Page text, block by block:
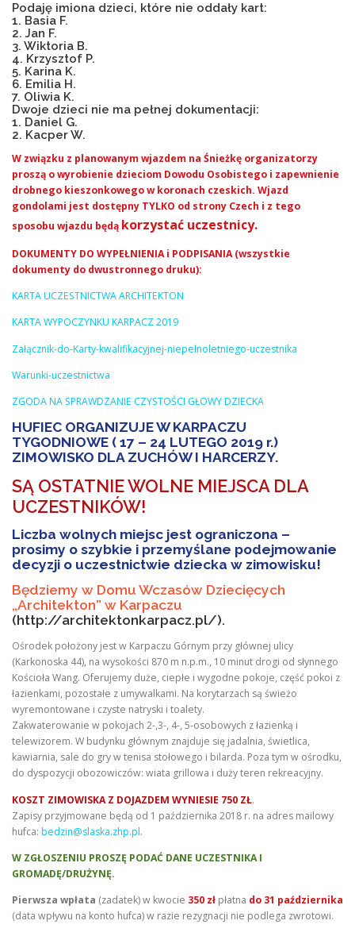
Podaję imiona dzieci, które nie oddały kart:
1. Basia F.
2. Jan F.
3. Wiktoria B.
4. Krzysztof P.
5. Karina K.
6. Emilia H.
7. Oliwia K.
Dwoje dzieci nie ma pełnej dokumentacji:
1. Daniel G.
2. Kacper W.
W związku z planowanym wjazdem na Śnieżkę organizatorzy
proszą o wyrobienie dzieciom Dowodu Osobistego i zapewnienie
drobnego kieszonkowego w koronach czeskich. Wjazd
gondolami jest dostępny TYLKO od strony Czech i z tego
sposobu wjazdu będą korzystać uczestnicy.
DOKUMENTY DO WYPEŁNIENIA i PODPISANIA (wszystkie
dokumenty do dwustronnego druku):
KARTA UCZESTNICTWA ARCHITEKTON
KARTA WYPOCZYNKU KARPACZ 2019
Załącznik-do-Karty-kwalifikacyjnej-niepełnoletniego-uczestnika
Warunki-uczestnictwa
ZGODA NA SPRAWDZANIE CZYSTOŚCI GŁOWY DZIECKA
HUFIEC ORGANIZUJE W KARPACZU
TYGODNIOWE ( 17 – 24 LUTEGO 2019 r.)
ZIMOWISKO DLA ZUCHÓW I HARCERZY.
SĄ OSTATNIE WOLNE MIEJSCA DLA
UCZESTNIKÓW!
Liczba wolnych miejsc jest ograniczona –
prosimy o szybkie i przemyślane podejmowanie
decyzji o uczestnictwie dziecka w zimowisku!
Będziemy w Domu Wczasów Dziecięcych
„Architekton” w Karpaczu
(http://architektonkarpacz.pl/).
Ośrodek położony jest w Karpaczu Górnym przy głównej ulicy
(Karkonoska 44), na wysokości 870 m n.p.m., 10 minut drogi od słynnego
Kościoła Wang. Oferujemy duże, ciepłe i wygodne pokoje, część pokoi z
łazienkami, pozostałe z umywalkami. Na korytarzach są świeżo
wyremontowane i czyste natryski i toalety.
Zakwaterowanie w pokojach 2-,3-, 4-, 5-osobowych z łazienką i
telewizorem. W budynku głównym znajduje się jadalnia, świetlica,
kawiarnia, sale do gry w tenisa stołowego i bilarda. Poza tym w ośrodku,
do dyspozycji obozowiczów: wiata grillowa i duży teren rekreacyjny.
KOSZT ZIMOWISKA Z DOJAZDEM WYNIESIE 750 ZŁ.
Zapisy przyjmowane będą od 1 października 2018 r. na adres mailowy
hufca: bedzin@slaska.zhp.pl.
W ZGŁOSZENIU PROSZĘ PODAĆ DANE UCZESTNIKA I
GROMADĘ/DRUŻYNĘ.
Pierwsza wpłata (zadatek) w kwocie 350 zł płatna do 31 października
(data wpływu na konto hufca) w razie rezygnacji nie podlega zwrotowi.